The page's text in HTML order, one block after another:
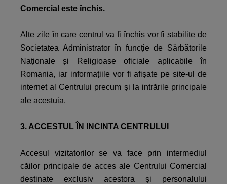
Comercial este închis.
Alte zile în care centrul va fi închis vor fi stabilite de
Societatea Administrator în funcție de Sărbătorile
Naționale și Religioase oficiale aplicabile în
Romania, iar informațiile vor fi afișate pe site-ul de
internet al Centrului precum și la intrările principale
ale acestuia.
3. ACCESTUL ÎN INCINTA CENTRULUI
Accesul vizitatorilor se va face prin intermediul
căilor principale de acces ale Centrului Comercial
destinate exclusiv acestora și personalului